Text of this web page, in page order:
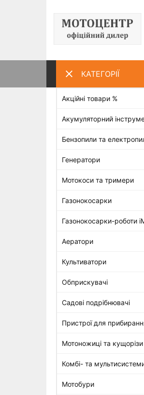
КАТЕГОРІЇ
Акційні товари %
Акумуляторний
Бензопили та
Генератори
Мотокоси та тримери
Газонокосарки
Газонокосарки-роботи
Аератори
Культиватори
Обприскувачі
Садові подрібнювачі
Пристрої для
Мотоножиці та кущорізи
Комбі- та
Мотобури
Гвинт з буртиком Stihl
76 грн